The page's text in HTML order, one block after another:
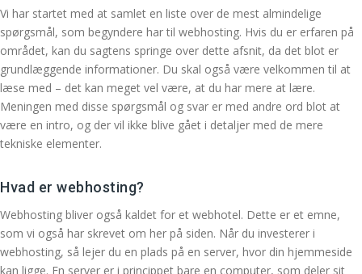
Vi har startet med at samlet en liste over de mest almindelige
spørgsmål, som begyndere har til webhosting. Hvis du er erfaren på
området, kan du sagtens springe over dette afsnit, da det blot er
grundlæggende informationer. Du skal også være velkommen til at
læse med – det kan meget vel være, at du har mere at lære.
Meningen med disse spørgsmål og svar er med andre ord blot at
være en intro, og der vil ikke blive gået i detaljer med de mere
tekniske elementer.
Hvad er webhosting?
Webhosting bliver også kaldet for et webhotel. Dette er et emne,
som vi også har skrevet om her på siden. Når du investerer i
webhosting, så lejer du en plads på en server, hvor din hjemmeside
kan ligge. En server er i princippet bare en computer, som deler sit